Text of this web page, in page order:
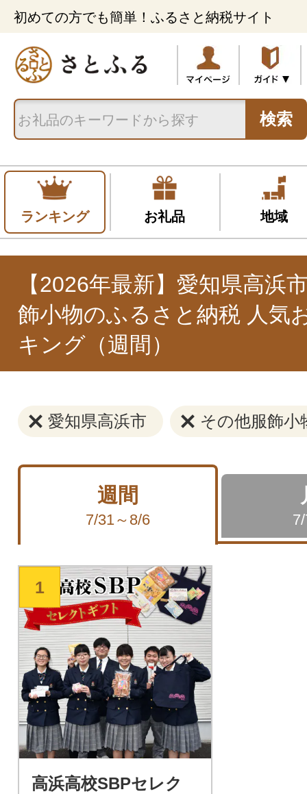
初めての方でも簡単！ふるさと納税サイト
検索
ランキング お礼品 地域
【2026年最新】愛知県高浜
飾小物のふるさと納税 人気
キング（週間）
愛知県高浜市 その他服飾小
週間
7/31～8/6
1
高浜高校SBPセレク